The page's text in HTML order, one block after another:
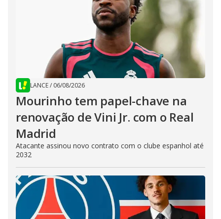
LANCE/ 06/08/2026
Mourinho tem papel-chave na
renovação de Vini Jr. com o Real
Madrid
Atacante assinou novo contrato com o clube espanhol até
2032